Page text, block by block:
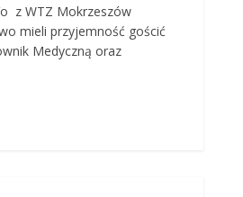
z WTZ Mokrzeszów
mieli przyjemność gościć
Medyczną oraz